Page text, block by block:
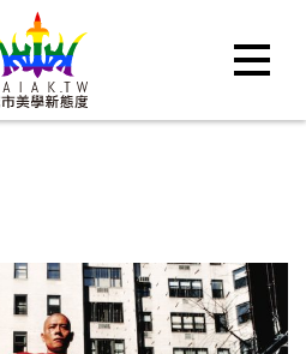
Toggle